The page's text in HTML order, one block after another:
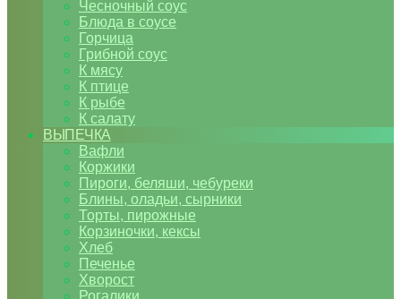
Чесночный соус
Блюда в соусе
Горчица
Грибной соус
К мясу
К птице
К рыбе
К салату
ВЫПЕЧКА
Вафли
Коржики
Пироги, беляши, чебуреки
Блины, оладьи, сырники
Торты, пирожные
Корзиночки, кексы
Хлеб
Печенье
Хворост
Рогалики